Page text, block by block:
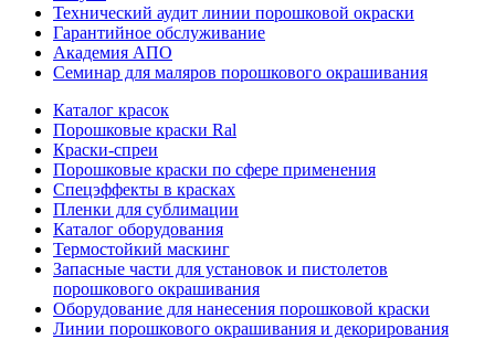
Технический аудит линии порошковой окраски
Гарантийное обслуживание
Академия АПО
Семинар для маляров порошкового окрашивания
Каталог красок
Порошковые краски Ral
Краски-спреи
Порошковые краски по сфере применения
Спецэффекты в красках
Пленки для сублимации
Каталог оборудования
Термостойкий маскинг
Запасные части для установок и пистолетов
порошкового окрашивания
Оборудование для нанесения порошковой краски
Линии порошкового окрашивания и декорирования